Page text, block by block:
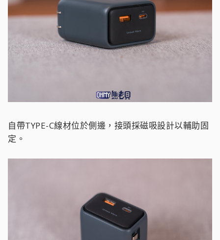
自帶TYPE-C線材位於側邊，接頭採磁吸設計以輔助固
定。